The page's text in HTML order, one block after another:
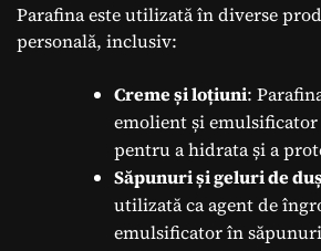
Parafina este utilizată în diverse
personală, inclusiv:
Creme și loțiuni:
emolient și
pentru a hidrata și a
Săpunuri și geluri de
utilizată ca agent de
emulsificator în